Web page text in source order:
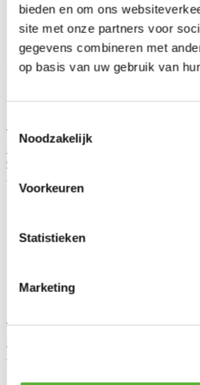
bieden en om ons
site met onze partners voor
gegevens combineren met
op basis van uw gebruik van
Noodzakelijk
Voorkeuren
Statistieken
Marketing
TIP
Hardrace Achter differentieel steunen
09)
TIP
Hardrace 4-delige aandrijfas spacers